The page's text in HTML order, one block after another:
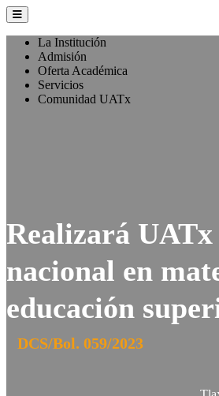
La Institución
Admisión
Oferta Académica
Servicios
Comunidad UATx
Realizará
nacional en
educación
DCS/Bol. 059/2023